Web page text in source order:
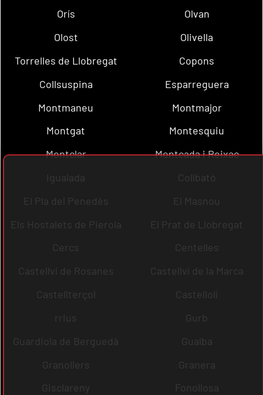
Orís
Olvan
Olost
Olivella
Torrelles de Llobregat
Copons
Collsuspina
Esparreguera
Montmaneu
Montmajor
Montgat
Montesquiu
Montclar
Montcada i Reixac
Igualada
Collbató
El Pla del Penedès
El Masnou
Els Hostalets de Pierola
El Prat de Llobregat
Cercs
Centelles
Castellví de Rosanes
Castellví de la Marca
Castellterçol
Castellolí
rrius
Gurb
Guardiola de Berguedà
Gualba
Granollers
Granera
Gisclareny
Fonollosa